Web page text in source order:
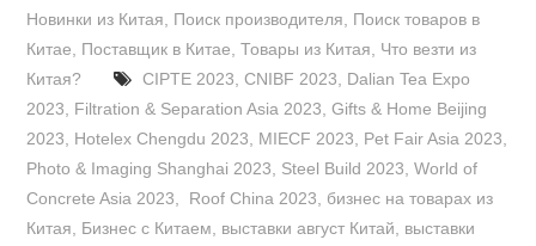
Новинки из Китая
Поиск производителя
Поиск товаров в
Китае
Поставщик в Китае ,Товары из Китая
Что везти из
Китая?
CIPTE 2023 CNIBF 2023
Dalian Tea Expo
2023
Filtration & Separation Asia 2023 ,Gifts & Home Beijing
2023
Hotelex Chengdu 2023 MIECF 2023 Pet Fair Asia 2023
Photo & Imaging Shanghai 2023
Steel Build 2023 ,World of
Concrete Asia 2023
Roof China 2023
бизнес на товарах из
Китая
Бизнес с Китаем выставки август Китай
выставки